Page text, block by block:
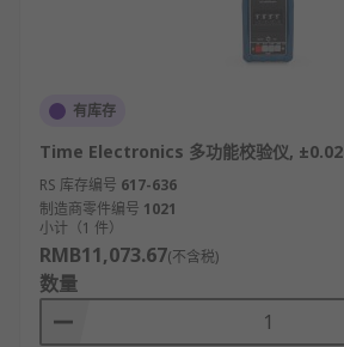
有库存
Time Electronics 多功能校验仪, ±0.02
RS 库存编号 617-636
制造商零件编号 1021
小计（1 件）
RMB11,073.67(不含税)
数量